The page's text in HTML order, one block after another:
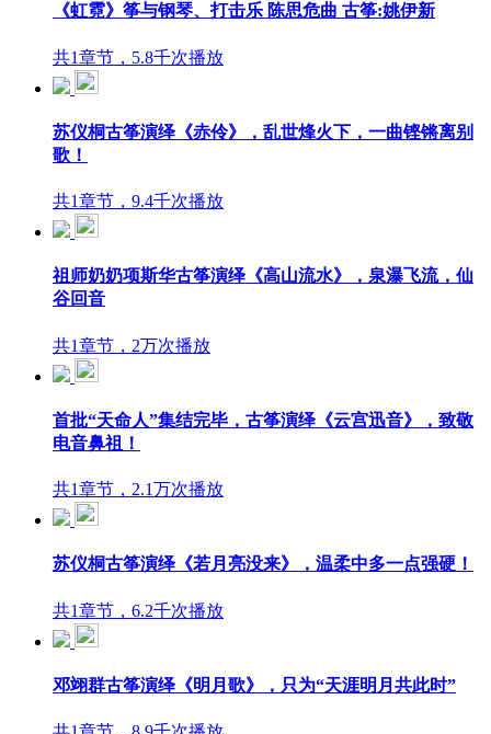
《虹霓》筝与钢琴、打击乐 陈思危曲 古筝:姚伊新
共1章节，5.8千次播放
苏仪桐古筝演绎《赤伶》，乱世烽火下，一曲铿锵离别
歌！
共1章节，9.4千次播放
祖师奶奶项斯华古筝演绎《高山流水》，泉瀑飞流，仙
谷回音
共1章节，2万次播放
首批“天命人”集结完毕，古筝演绎《云宫迅音》，致敬
电音鼻祖！
共1章节，2.1万次播放
苏仪桐古筝演绎《若月亮没来》，温柔中多一点强硬！
共1章节，6.2千次播放
邓翊群古筝演绎《明月歌》，只为“天涯明月共此时”